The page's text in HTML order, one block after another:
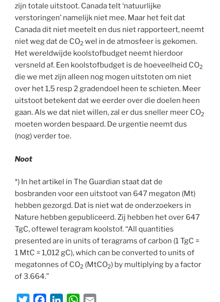
zijn totale uitstoot. Canada telt ‘natuurlijke
verstoringen’ namelijk niet mee. Maar het feit dat
Canada dit niet meetelt en dus niet rapporteert, neemt
niet weg dat de CO2 wel in de atmosfeer is gekomen.
Het wereldwijde koolstofbudget neemt hierdoor
versneld af. Een koolstofbudget is de hoeveelheid CO2
die we met zijn alleen nog mogen uitstoten om niet
over het 1,5 resp 2 gradendoel heen te schieten. Meer
uitstoot betekent dat we eerder over die doelen heen
gaan. Als we dat niet willen, zal er dus sneller meer CO2
moeten worden bespaard. De urgentie neemt dus
(nog) verder toe.
Noot
*) In het artikel in The Guardian staat dat de
bosbranden voor een uitstoot van 647 megaton (Mt)
hebben gezorgd. Dat is niet wat de onderzoekers in
Nature hebben gepubliceerd. Zij hebben het over 647
TgC, oftewel teragram koolstof. “All quantities
presented are in units of teragrams of carbon (1 TgC =
1 MtC = 1,012 gC), which can be converted to units of
megatonnes of CO2 (MtCO2) by multiplying by a factor
of 3.664.”
W